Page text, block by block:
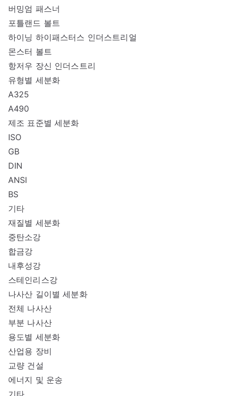
버밍엄 패스너
포틀랜드 볼트
하이닝 하이패스터스 인더스트리얼
몬스터 볼트
항저우 장신 인더스트리
유형별 세분화
A325
A490
제조 표준별 세분화
ISO
GB
DIN
ANSI
BS
기타
재질별 세분화
중탄소강
합금강
내후성강
스테인리스강
나사산 길이별 세분화
전체 나사산
부분 나사산
용도별 세분화
산업용 장비
교량 건설
에너지 및 운송
기타